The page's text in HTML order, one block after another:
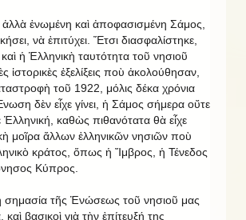
ἑνωμένη καὶ ἀποφασισμένη Σάμος,
νὰ ἐπιτύχει. Ἔτσι διασφαλίστηκε,
ἡ Ἑλληνικὴ ταυτότητα τοῦ νησιοῦ
ἱστορικὲς ἐξελίξεις ποὺ ἀκολούθησαν,
τοῦ 1922, μόλις δέκα χρόνια
δὲν εἶχε γίνει, ἡ Σάμος σήμερα οὔτε
καθὼς πιθανότατα θὰ εἶχε
μοῖρα ἄλλων ἑλληνικῶν νησιῶν ποὺ
κράτος, ὅπως ἡ Ἴμβρος, ἡ Τένεδος
Κύπρος.
σημασία τῆς Ἑνώσεως τοῦ νησιοῦ μας
βασικοὶ γιὰ τὴν ἐπίτευξή της